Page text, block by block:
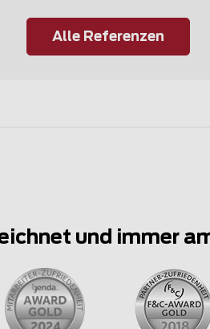
Alle Referenzen
und immer